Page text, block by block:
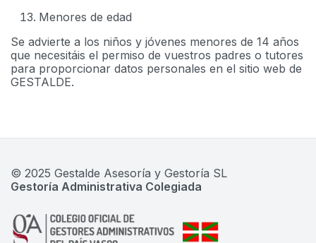
Menores de edad
Se advierte a los niños y jóvenes menores de 14 años
que necesitáis el permiso de vuestros padres o tutores
para proporcionar datos personales en el sitio web de
GESTALDE.
© 2025 Gestalde Asesoría y Gestoría SL
Gestoría Administrativa Colegiada